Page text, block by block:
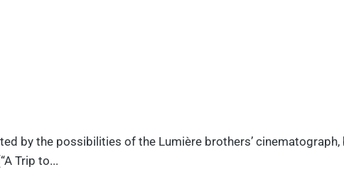
by the possibilities of the Lumière brothers’
Trip to...